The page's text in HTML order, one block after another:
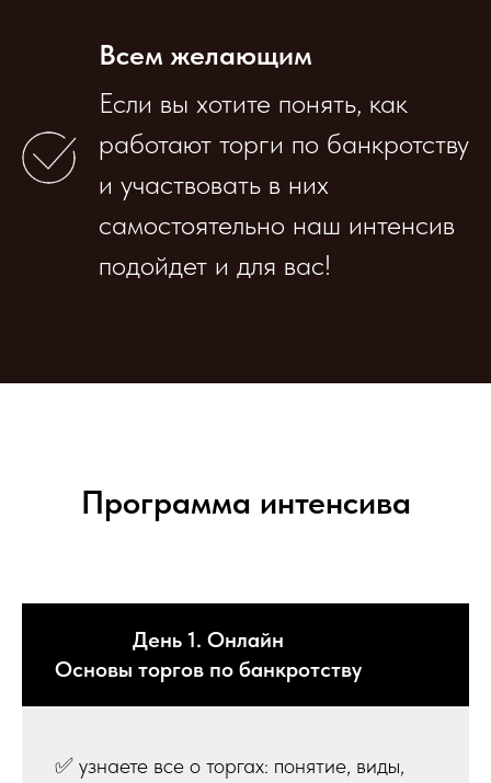
Всем желающим
Если вы хотите понять, как
работают торги по банкротству
и участвовать в них
самостоятельно наш интенсив
подойдет и для вас!
Программа интенсива
День 1. Онлайн
Основы торгов по банкротству
✅ узнаете все о торгах: понятие, виды,